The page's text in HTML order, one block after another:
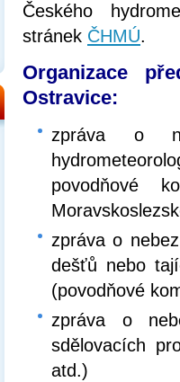
Českého
stránek ČHMÚ.
Organizace
Ostravice:
zpráva o
povodňové
zpráva o
dešťů nebo
(povodňové
zpráva o
sdělovacích
atd.)